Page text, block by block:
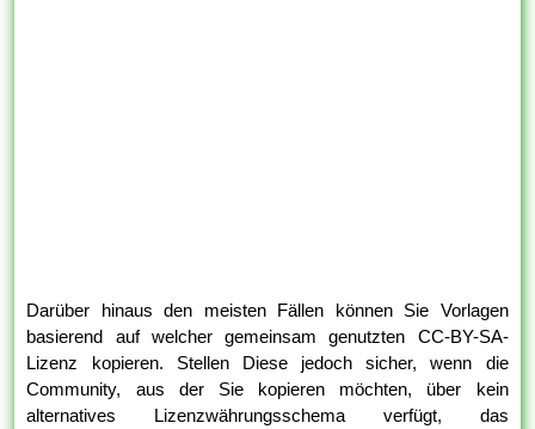
Darüber hinaus den meisten Fällen können Sie Vorlagen
basierend auf welcher gemeinsam genutzten CC-BY-SA-
Lizenz kopieren. Stellen Diese jedoch sicher, wenn die
Community, aus der Sie kopieren möchten, über kein
alternatives Lizenzwährungsschema verfügt, das